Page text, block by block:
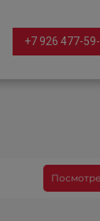
+7 926 477-